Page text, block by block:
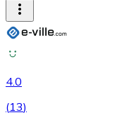
4.0
(13)